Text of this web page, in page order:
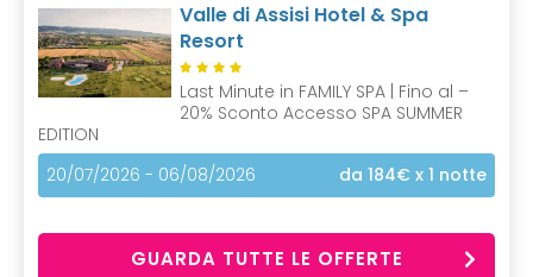
Valle di Assisi Hotel & Spa
Resort
Last Minute in FAMILY SPA | Fino al –
20% Sconto Accesso SPA SUMMER
EDITION
20/07/2026 - 06/08/2026
da 184€ x 1 notte
GUARDA TUTTE LE OFFERTE